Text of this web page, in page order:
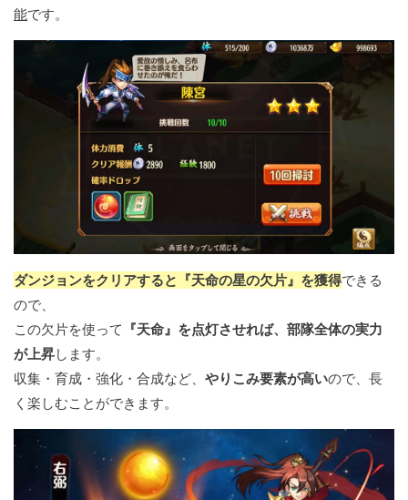
能です。
ダンジョンをクリアすると『天命の星の欠片』を獲得できる
ので、
この欠片を使って 『天命』を点灯させれば、部隊全体の実力
が上昇します。
収集・育成・強化・合成など、 やりこみ要素が高いので、長
く楽しむことができます。